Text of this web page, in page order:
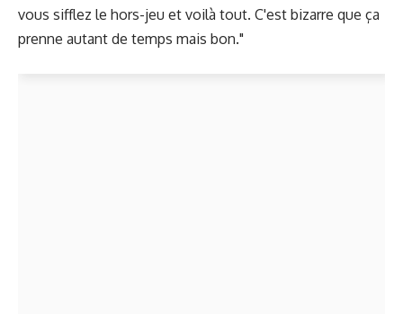
vous sifflez le hors-jeu et voilà tout. C'est bizarre que ça
prenne autant de temps mais bon."